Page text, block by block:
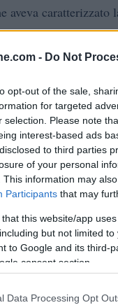
- Do Not
opt-out of the sale,
for targeted
selection. Please note
interest-based ads
to third parties
of your personal
This information may
Participants that may
that this website/app
but not limited
to Google and its third-
consent section.
Data Processing Opt
aveva caratterizzato
tensioni già
della dirigenza per la
Keys ha aggiunto
fermezza che la
Arne Slot
hanno trovato
spogliatoio e
della
sarebbe un
ha